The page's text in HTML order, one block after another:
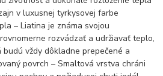
v luxusnej tyrkysovej farbe
– Liatina je známa svojou
rozvádzať a udržiavať teplo,
budú vždy dôkladne prepečené a
povrch – Smaltová vrstva chráni